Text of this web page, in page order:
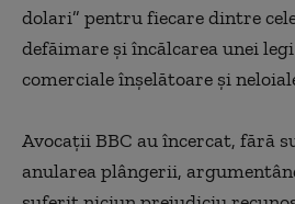
dolari” pentru fiecare dintre
defăimare şi încălcarea unei
comerciale înşelătoare şi
Avocaţii BBC au încercat, fără
anularea plângerii,